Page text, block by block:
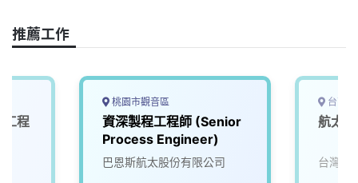
o
k
n
k
推薦工作
程
桃園市觀音區
資深製程工程師 (Senior
Process Engineer)
巴恩斯航太股份有限公司
台南
航太
台灣穗